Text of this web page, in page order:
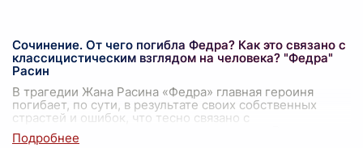
Сочинение. От чего погибла Федра? Как это связано с
классицистическим взглядом на человека? "Федра"
Расин
В трагедии Жана Расина «Федра» главная героиня
погибает, по сути, в результате своих собственных
страстей и ошибок, что тесно связано с
классицистическим взглядом на человека. В це